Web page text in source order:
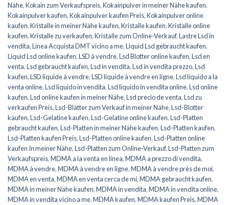
Nähe,Kokain zum Verkaufspreis,Kokainpulver in meiner Nähe kaufen,
Kokainpulver kaufen,Kokainpulver kaufen Preis,Kokainpulver online
kaufen,Kristalle in meiner Nähe kaufen,Kristalle kaufen,Kristalle online
kaufen,Kristalle zu verkaufen,Kristalle zum Online-Verkauf,Lastre Lsd in
vendita,Linea Acquista DMT vicino a me,Liquid Lsd gebraucht kaufen,
Liquid Lsd online kaufen,LSD à vendre,Lsd Blotter online kaufen,Lsd en
venta,Lsd gebraucht kaufen,Lsd in vendita,Lsd in vendita prezzo,Lsd
kaufen,LSD liquide à vendre,LSD liquide à vendre en ligne,Lsd líquido a la
venta online,Lsd liquido in vendita,Lsd liquido in vendita online,Lsd online
kaufen,Lsd online kaufen in meiner Nähe,Lsd precio de venta,Lsd zu
verkaufen Preis,Lsd-Blätter zum Verkauf in meiner Nähe,Lsd-Blotter
kaufen,Lsd-Gelatine kaufen,Lsd-Gelatine online kaufen,Lsd-Platten
gebraucht kaufen,Lsd-Platten in meiner Nähe kaufen,Lsd-Platten kaufen,
Lsd-Platten kaufen Preis,Lsd-Platten online kaufen,Lsd-Platten online
kaufen In meiner Nähe,Lsd-Platten zum Online-Verkauf,Lsd-Platten zum
Verkaufspreis,MDMA a la venta en línea,MDMA a prezzo di vendita,
MDMA à vendre,MDMA à vendre en ligne,MDMA à vendre près de moi,
MDMA en venta,MDMA en venta cerca de mí,MDMA gebraucht kaufen,
MDMA in meiner Nähe kaufen,MDMA in vendita,MDMA in vendita online,
MDMA in vendita vicino a me,MDMA kaufen,MDMA kaufen Preis,MDMA